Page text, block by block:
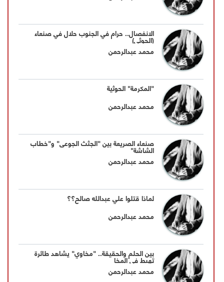
الانفصال.. حرام في الجنوب حلال في صنعاء
(الحوثي)
محمد عبدالرحمن
"المكرمة" الحوثية
محمد عبدالرحمن
صنعاء الصريعة بين "الجثث الجوعى" و"خطاب
الشاشة"
محمد عبدالرحمن
لماذا قتلوا علي عبدالله صالح؟؟
محمد عبدالرحمن
بين الحلم والحقيقة.. "مخاوي" يشاهد طائرة
تهبط في المخا
محمد عبدالرحمن